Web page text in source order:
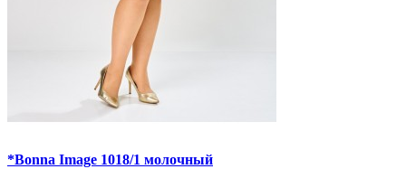
*Bonna Image 1018/1 молочный